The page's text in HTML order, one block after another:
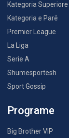
Kategoria Superiore
Kategoria e Parë
Premier League
La Liga
Serie A
Shumësportësh
Sport Gossip
Programe
Big Brother VIP